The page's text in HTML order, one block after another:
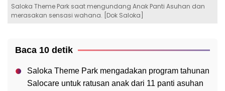
Saloka Theme Park saat mengundang Anak Panti Asuhan dan
merasakan sensasi wahana. [Dok Saloka]
Baca 10 detik
Saloka Theme Park mengadakan program tahunan
Salocare untuk ratusan anak dari 11 panti asuhan